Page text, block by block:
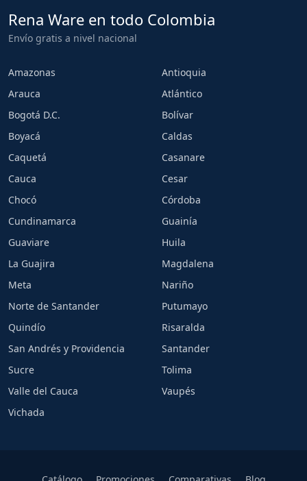
Rena Ware en todo Colombia
Envío gratis a nivel nacional
Amazonas
Antioquia
Arauca
Atlántico
Bogotá D.C.
Bolívar
Boyacá
Caldas
Caquetá
Casanare
Cauca
Cesar
Chocó
Córdoba
Cundinamarca
Guainía
Guaviare
Huila
La Guajira
Magdalena
Meta
Nariño
Norte de Santander
Putumayo
Quindío
Risaralda
San Andrés y Providencia
Santander
Sucre
Tolima
Valle del Cauca
Vaupés
Vichada